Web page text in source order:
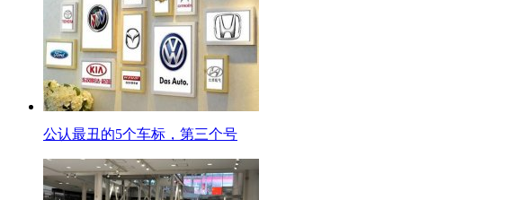
公认最丑的5个车标，第三个号